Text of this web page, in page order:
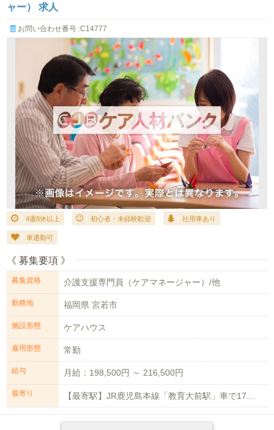
ャー） 求人
お問い合わせ番号 :C14777
4週8休以上 初心者・未経験歓迎 社用車あり
車通勤可
《 募集要項 》
募集資格 介護支援専門員（ケアマネージャー）/他
勤務地 福岡県 宮若市
施設形態 ケアハウス
雇用形態 常勤
給与 月給：198,500円 ～ 216,500円
最寄り